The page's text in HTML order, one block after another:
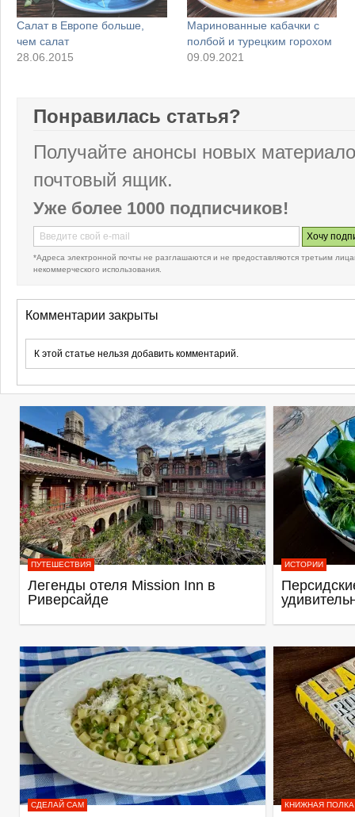
Салат в Европе больше,
чем салат
28.06.2015
Маринованные кабачки с
полбой и турецким горохом
09.09.2021
Понравилась статья?
Получайте анонсы новых
почтовый ящик.
Уже более 1000 подписчиков!
*Адреса электронной почты не разглашаются и не предоставляются третьим
некоммерческого использования.
Комментарии закрыты
К этой статье нельзя добавить комментарий.
ПУТЕШЕСТВИЯ
Легенды отеля Mission Inn в
Риверсайде
ИСТОРИИ
СДЕЛАЙ САМ КНИЖНАЯ ПОЛКА